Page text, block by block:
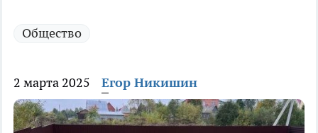
Общество
2 марта 2025 Егор Никишин